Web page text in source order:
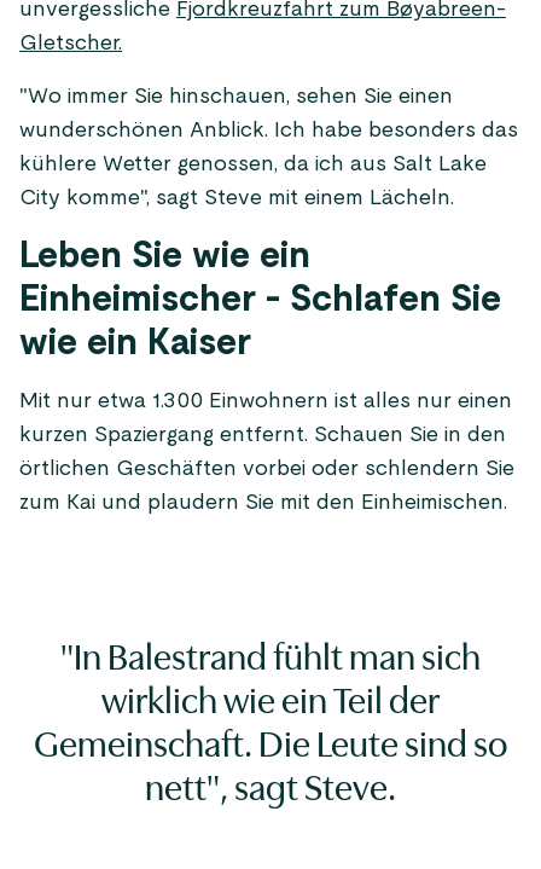
unvergessliche Fjordkreuzfahrt zum Bøyabreen-
Gletscher.
"Wo immer Sie hinschauen, sehen Sie einen
wunderschönen Anblick. Ich habe besonders das
kühlere Wetter genossen, da ich aus Salt Lake
City komme", sagt Steve mit einem Lächeln.
Leben Sie wie ein
Einheimischer - Schlafen Sie
wie ein Kaiser
Mit nur etwa 1.300 Einwohnern ist alles nur einen
kurzen Spaziergang entfernt. Schauen Sie in den
örtlichen Geschäften vorbei oder schlendern Sie
zum Kai und plaudern Sie mit den Einheimischen.
"In Balestrand fühlt man sich
wirklich wie ein Teil der
Gemeinschaft. Die Leute sind so
nett", sagt Steve.